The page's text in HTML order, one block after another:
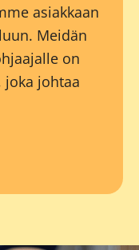
asiakkaan
Meidän
on
johtaa